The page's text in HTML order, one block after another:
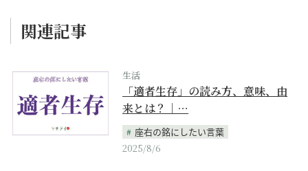
関連記事
生活
「適者生存」の読み方、意味、由
来とは？｜…
座右の銘にしたい言葉
2025/8/6